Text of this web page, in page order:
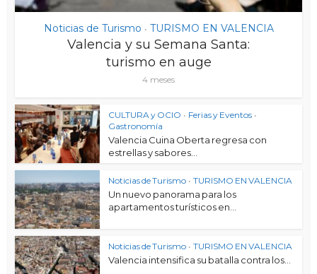
Noticias de Turismo • TURISMO EN VALENCIA
Valencia y su Semana Santa:
turismo en auge
4 meses
CULTURA y OCIO • Ferias y Eventos •
Gastronomía
Valencia Cuina Oberta regresa con
estrellas y sabores...
Noticias de Turismo • TURISMO EN VALENCIA
Un nuevo panorama para los
apartamentos turísticos en...
Noticias de Turismo • TURISMO EN VALENCIA
Valencia intensifica su batalla contra los...